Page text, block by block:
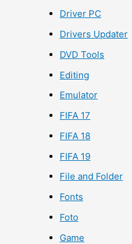
Driver PC
Drivers Updater
DVD Tools
Editing
Emulator
FIFA 17
FIFA 18
FIFA 19
File and Folder
Fonts
Foto
Game